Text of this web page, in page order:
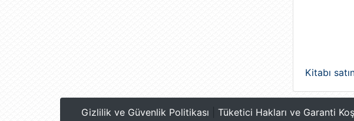
Kitabı
Gizlilik ve Güvenlik Politikası Tüketici Hakları ve Garanti